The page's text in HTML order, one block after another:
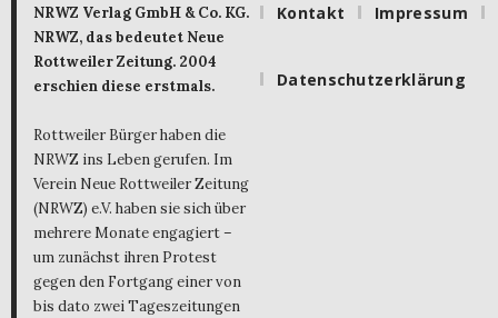
NRWZ Verlag GmbH & Co. KG.
NRWZ, das bedeutet Neue
Rottweiler Zeitung. 2004
erschien diese erstmals.
Rottweiler Bürger haben die
NRWZ ins Leben gerufen. Im
Verein Neue Rottweiler Zeitung
(NRWZ) e.V. haben sie sich über
mehrere Monate engagiert –
um zunächst ihren Protest
gegen den Fortgang einer von
bis dato zwei Tageszeitungen
Kontakt Impressum
Datenschutzerklärung